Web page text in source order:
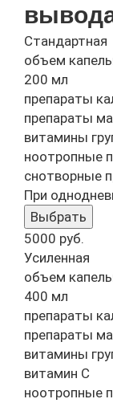
Стандартная
объем
200 мл
препараты
препараты
витамины
ноотропные
снотворные
При
Выбрать
5000 руб.
Усиленная
объем
400 мл
препараты
препараты
витамины
витамин C
ноотропные